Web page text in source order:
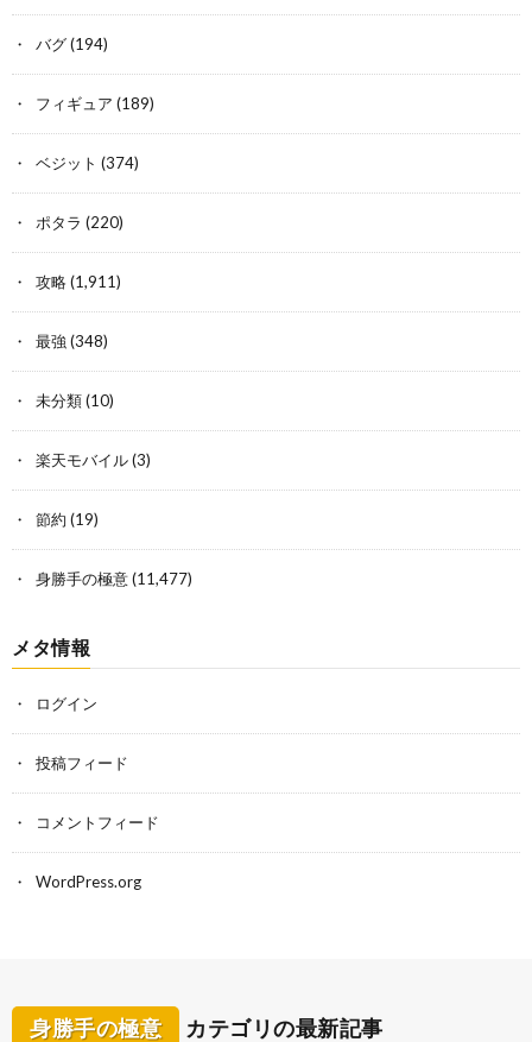
バグ(194)
フィギュア (189)
ベジット (374)
ポタラ (220)
攻略(1,911)
最強 (348)
未分類(10)
楽天モバイル(3)
節約 (19)
身勝手の極意(11,477)
メタ情報
ログイン
投稿フィード
コメントフィード
WordPress.org
身勝手の極意 カテゴリの最新記事